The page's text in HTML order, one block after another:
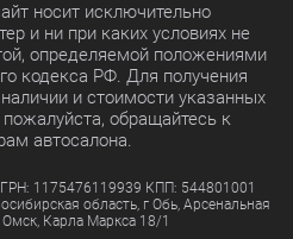
носит исключительно
и ни при каких условиях не
определяемой положениями
кодекса РФ. Для получения
и стоимости указанных
пожалуйста, обращайтесь к
автосалона.
1175476119939 КПП: 544801001
область, г Обь, Арсенальная
Омск, Карла Маркса 18/1